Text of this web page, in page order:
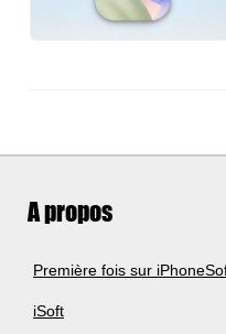
A propos
Première fois sur
iSoft